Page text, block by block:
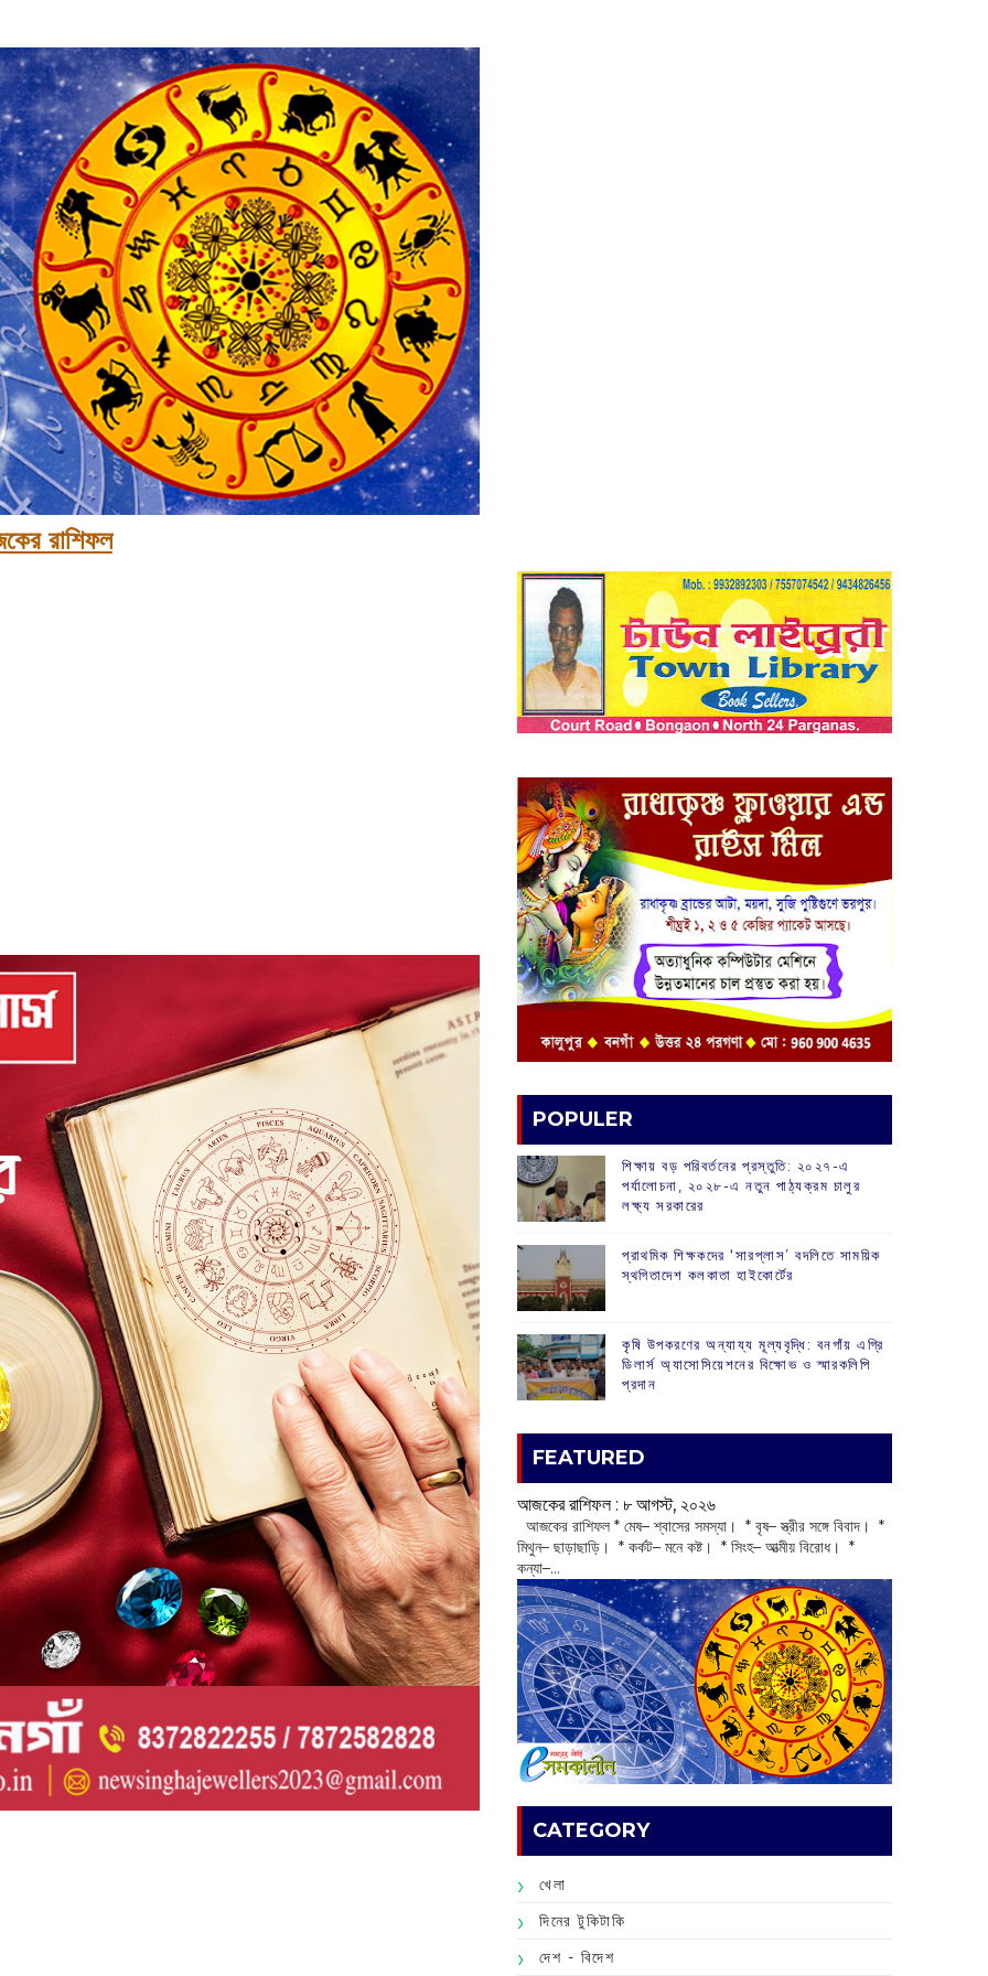
রাশিফল
POPULER
শিক্ষায় বড় পরিবর্তনের প্রস্তুতি: ২০২৭-এ
পর্যালোচনা, ২০২৮-এ নতুন পাঠ্যক্রম চালুর
লক্ষ্য সরকারের
প্রাথমিক শিক্ষকদের ‘সারপ্লাস’ বদলিতে সাময়িক
স্থগিতাদেশ কলকাতা হাইকোর্টের
কৃষি উপকরণের অন্যায্য মূল্যবৃদ্ধি: বনগাঁয় এগ্রি
ডিলার্স অ্যাসোসিয়েশনের বিক্ষোভ ও স্মারকলিপি
প্রদান
FEATURED
আজকের রাশিফল :‌ ‌‌৮ আগস্ট, ২০২৬
‌ আজকের রাশিফল * মেষ– শ্বাসের সমস্যা। * বৃষ– স্ত্রীর সঙ্গে বিবাদ। *
মিথুন– ছাড়াছাড়ি। * কর্কট– মনে কষ্ট। * সিংহ– আত্মীয় বিরোধ। *
কন্যা–...
CATEGORY
খেলা
দিনের টুকিটাকি
দেশ - বিদেশ